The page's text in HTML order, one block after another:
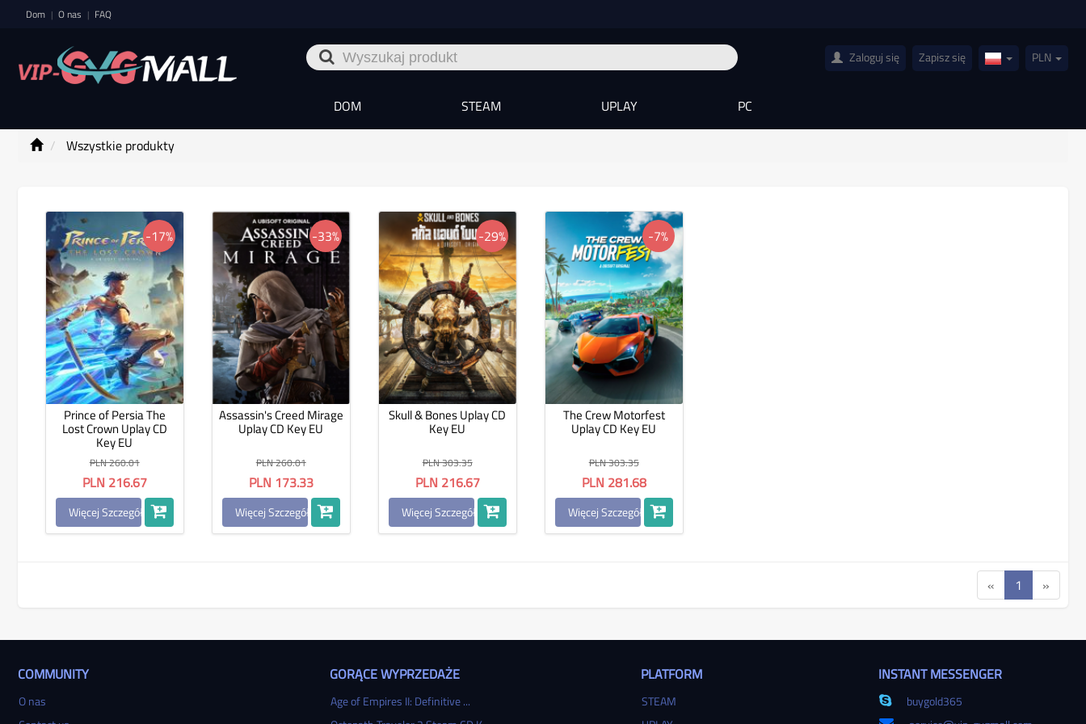
Dom | O nas | FAQ
Zaloguj się Zapisz się Poland(Polski)
PLN
DOM STEAM UPLAY PC
Wszystkie produkty
-17%
Prince of Persia The
Lost Crown Uplay CD
Key EU
PLN 260.01
PLN 216.67
Więcej Szczegółów
-33%
Assassin's Creed Mirage
Uplay CD Key EU
PLN 260.01
PLN 173.33
Więcej Szczegółów
-29%
Skull & Bones Uplay CD
Key EU
PLN 303.35
PLN 216.67
Więcej Szczegółów
-7%
The Crew Motorfest
Uplay CD Key EU
PLN 303.35
PLN 281.68
Więcej Szczegółów
« 1 »
COMMUNITY
O nas
GORĄCE WYPRZEDAŻE
Age of Empires II: Definitive ...
PLATFORM
STEAM
INSTANT MESSENGER
buygold365